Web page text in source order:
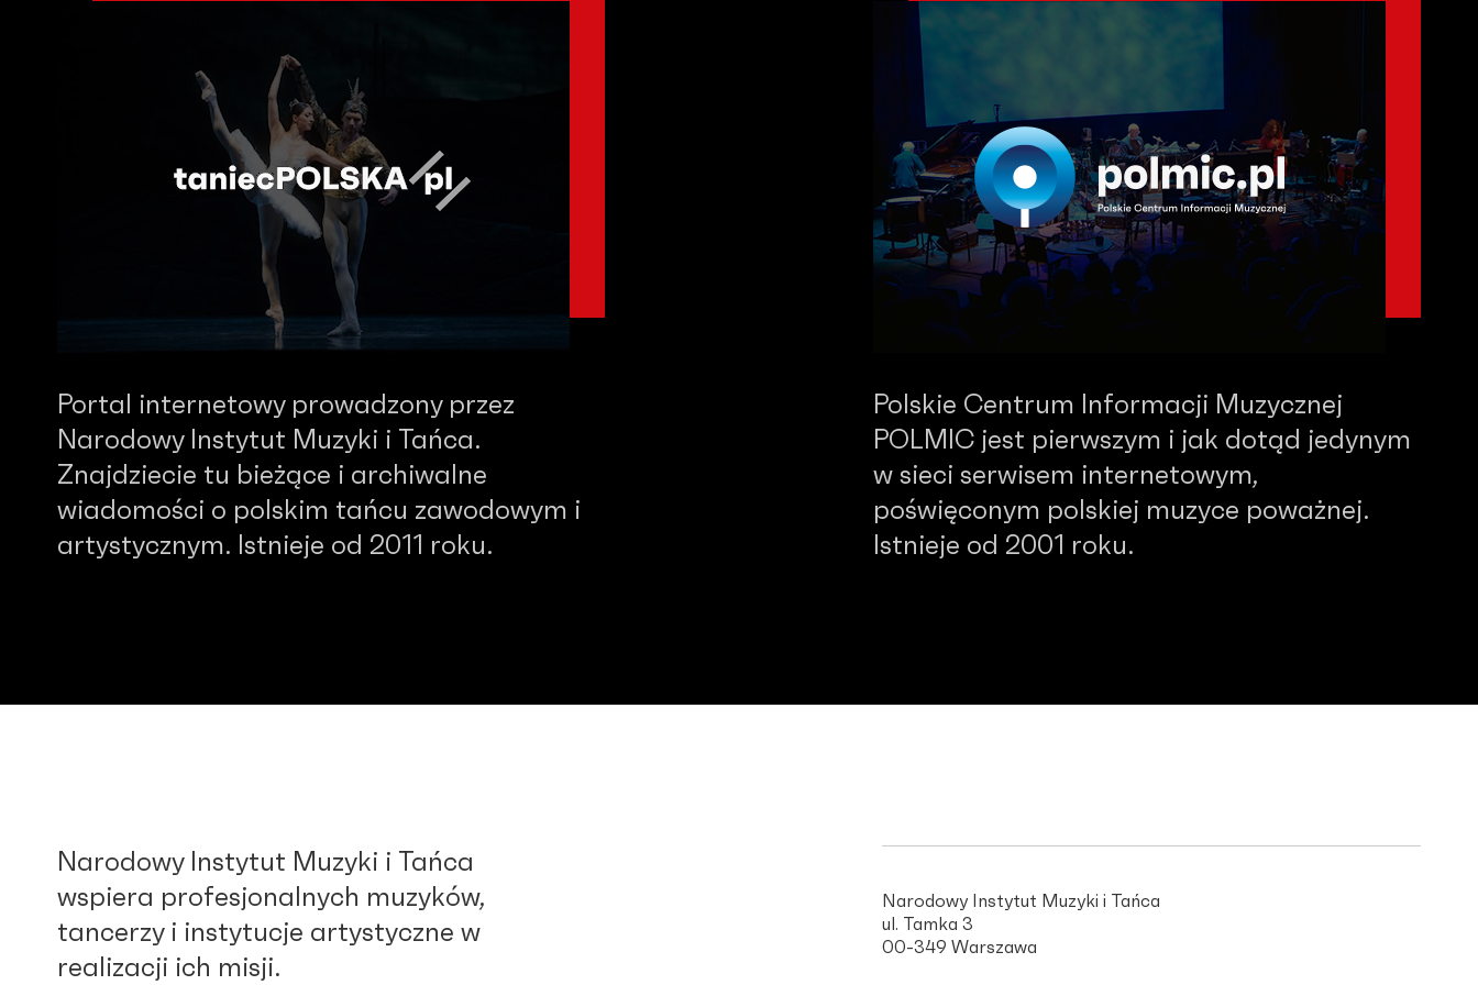
Portal internetowy prowadzony przez
Narodowy Instytut Muzyki i Tańca.
Znajdziecie tu bieżące i archiwalne
wiadomości o polskim tańcu zawodowym i
artystycznym. Istnieje od 2011 roku.
Polskie Centrum Informacji Muzycznej
POLMIC jest pierwszym i jak dotąd jedynym
w sieci serwisem internetowym,
poświęconym polskiej muzyce poważnej.
Istnieje od 2001 roku.
Narodowy Instytut Muzyki i Tańca
wspiera profesjonalnych muzyków,
tancerzy i instytucje artystyczne w
realizacji ich misji.
Narodowy Instytut Muzyki i Tańca
ul. Tamka 3
00-349 Warszawa